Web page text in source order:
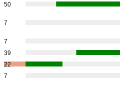
50
7
7
39
22
7